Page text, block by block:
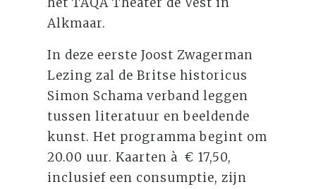
Alkmaar.
In deze eerste Joost Zwagerman
Lezing zal de Britse historicus
Simon Schama verband leggen
tussen literatuur en beeldende
kunst. Het programma begint om
20.00 uur. Kaarten à € 17,50,
inclusief een consumptie, zijn